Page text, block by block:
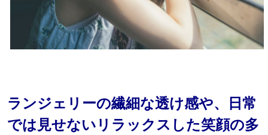
ランジェリーの繊細な透け感や、日常
では見せないリラックスした笑顔の多